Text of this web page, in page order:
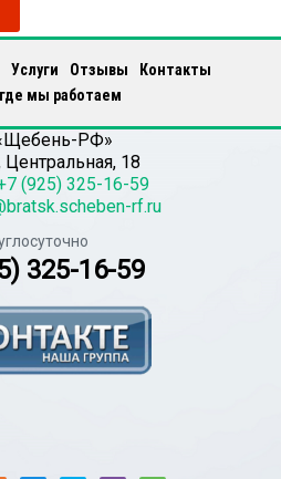
Услуги Отзывы
Контакты
мы работаем
РФ»
Центральная, 18
(925) 325-16-59
rf.ru
325-16-59